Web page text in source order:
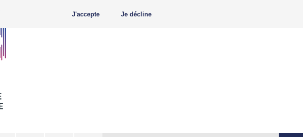
J'accepte Je décline